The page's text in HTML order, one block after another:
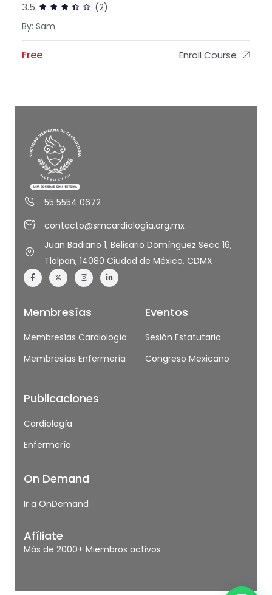
3.5 (2)
By: Sam
Free Enroll Course
55 5554 0672
contacto@smcardiología.org.mx
Juan Badiano 1, Belisario Domínguez Secc 16,
Tlalpan, 14080 Ciudad de México, CDMX
Membresías
Membresías Cardiología
Membresías Enfermería
Publicaciones
Cardiología
Enfermería
Eventos
Sesión Estatutaria
Congreso Mexicano
On Demand
Ir a OnDemand
Afíliate
Más de 2000+ Miembros activos